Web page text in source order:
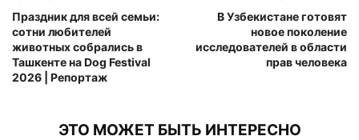
Праздник для всей семьи:
сотни любителей
животных собрались в
Ташкенте на Dog Festival
2026 | Репортаж
В Узбекистане готовят
новое поколение
исследователей в области
прав человека
ЭТО МОЖЕТ БЫТЬ ИНТЕРЕСНО